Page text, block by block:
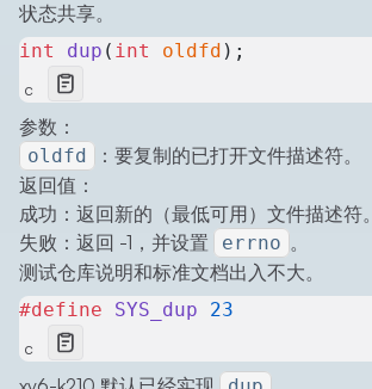
状态共享。
int dup ( int oldfd );
c
参数：
oldfd
：要复制的已打开文件描述符。
返回值：
成功：返回新的（最低可用）文件描述符。
失败：返回 -1，并设置
errno 。
测试仓库说明和标准文档出入不大。
#define SYS_dup 23
c